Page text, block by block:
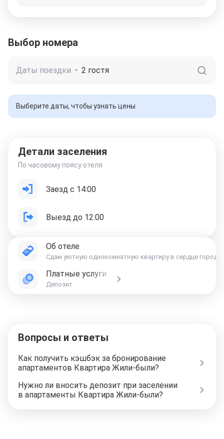
Выбор номера
Даты поездки • 2 гостя
Выберите даты, чтобы узнать цены
Детали заселения
По часовому поясу отеля
Заезд с 14:00
Выезд до 12:00
Об отеле
Сдам уютную однокомнатную квартиру в сердце
Платные услуги
Депозит
Вопросы и ответы
Как получить кэшбэк за бронирование
апартаментов Квартира Жили-были?
Нужно ли вносить депозит при заселении
в апартаменты Квартира Жили-были?